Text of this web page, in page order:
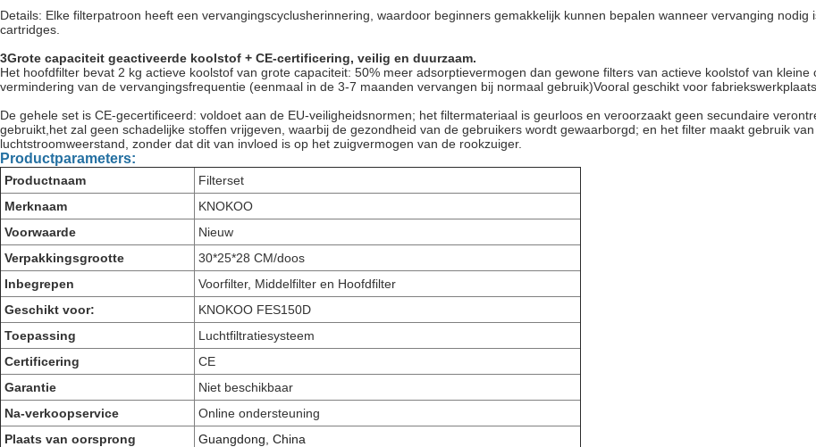
Details: Elke filterpatroon heeft een vervangingscyclusherinnering, waardoor beginners gemakkelijk kunnen bepalen wanneer vervanging
cartridges.
3Grote capaciteit geactiveerde koolstof + CE-certificering, veilig en duurzaam.
Het hoofdfilter bevat 2 kg actieve koolstof van grote capaciteit: 50% meer adsorptievermogen dan gewone filters van actieve koolstof van
vermindering van de vervangingsfrequentie (eenmaal in de 3-7 maanden vervangen bij normaal gebruik)Vooral geschikt voor
De gehele set is CE-gecertificeerd: voldoet aan de EU-veiligheidsnormen; het filtermateriaal is geurloos en veroorzaakt geen secundaire
gebruikt,het zal geen schadelijke stoffen vrijgeven, waarbij de gezondheid van de gebruikers wordt gewaarborgd; en het filter maakt gebruik
luchtstroomweerstand, zonder dat dit van invloed is op het zuigvermogen van de rookzuiger.
Productparameters:
Productnaam
Filterset
Merknaam
KNOKOO
Voorwaarde
Nieuw
Verpakkingsgrootte
30*25*28 CM/doos
Inbegrepen
Voorfilter, Middelfilter en Hoofdfilter
Geschikt voor:
KNOKOO FES150D
Toepassing
Luchtfiltratiesysteem
Certificering
CE
Garantie
Niet beschikbaar
Na-verkoopservice
Online ondersteuning
Plaats van oorsprong
Guangdong, China